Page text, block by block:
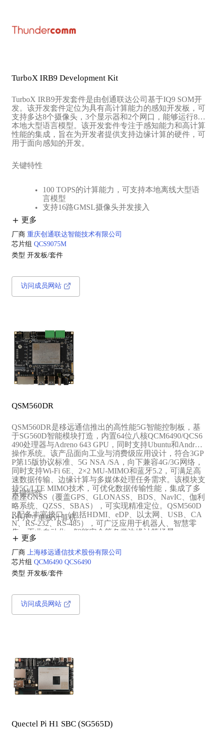
TurboX IRB9 Development Kit
TurboX IRB9开发套件是由创通联达公司基于IQ9 SOM开
发。该开发套件定位为具有高计算能力的感知开发板，可
支持多达8个摄像头，3个显示器和2个网口，能够运行8B
本地大型语言模型。该开发套件专注于感知能力和高计算
性能的集成，旨在为开发者提供支持边缘计算的硬件，可
用于面向感知的开发。
关键特性
‌100 TOPS的计算能力‌，可支持本地离线大型语
言模型
支持‌16路GMSL摄像头并发接入‌
最高支持‌36GB运行内存‌
‌低功耗设计
更多
厂商 重庆创通联达智能技术有限公司
芯片组 QCS9075M
类型 开发板/套件
访问成员网站
QSM560DR
QSM560DR是移远通信推出的高性能5G智能控制板，基
于SG560D智能模块打造，内置64位八核QCM6490/QCS6
490处理器与Adreno 643 GPU，同时支持Ubuntu和Android
操作系统。该产品面向工业与消费级应用设计，符合3GP
P第15版协议标准、5G NSA /SA，向下兼容4G/3G网络，
同时支持Wi-Fi 6E、2×2 MU-MIMO和蓝牙5.2，可满足高
速数据传输、边缘计算与多媒体处理任务需求。该模块支
持5G/LTE MIMO技术，可优化数据传输性能，集成了多
星座GNSS（覆盖GPS、GLONASS、BDS、NavIC、伽利
略系统、QZSS、SBAS），可实现精准定位。QSM560D
R配备丰富接口（包括HDMI、eDP、以太网、USB、CA
N、RS-232、RS-485），可广泛应用于机器人、智慧零
售、工业自动化、智能安全等各类边缘计算场景。
关键特性
•小尺寸单板计算机
更多
厂商 上海移远通信技术股份有限公司
芯片组 QCM6490 QCS6490
类型 开发板/套件
访问成员网站
Quectel Pi H1 SBC (SG565D)